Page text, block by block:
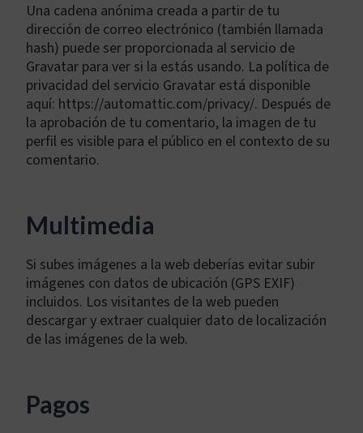
Una cadena anónima creada a partir de tu
dirección de correo electrónico (también llamada
hash) puede ser proporcionada al servicio de
Gravatar para ver si la estás usando. La política de
privacidad del servicio Gravatar está disponible
aquí: https://automattic.com/privacy/. Después de
la aprobación de tu comentario, la imagen de tu
perfil es visible para el público en el contexto de su
comentario.
Multimedia
Si subes imágenes a la web deberías evitar subir
imágenes con datos de ubicación (GPS EXIF)
incluidos. Los visitantes de la web pueden
descargar y extraer cualquier dato de localización
de las imágenes de la web.
Pagos